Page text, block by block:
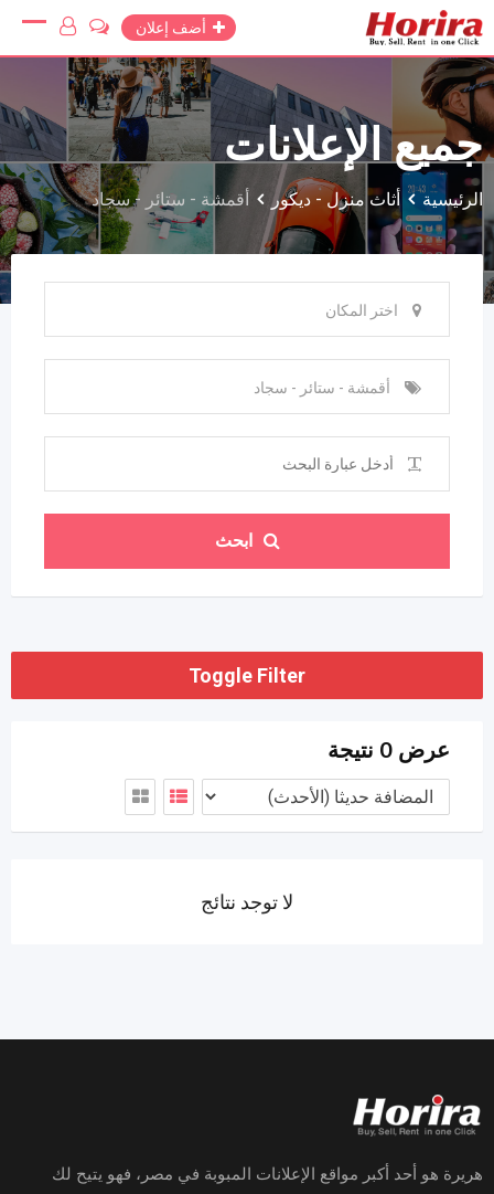
Skip
content
أضف إعلان
جميع الإعلانات
الرئيسية أثاث منزل - ديكور أقمشة - ستائر - سجاد
اختر المكان
أقمشة - ستائر - سجاد
ابحث
Toggle Filter
عرض 0 نتيجة
لا توجد نتائج
هريرة هو أحد أكبر مواقع الإعلانات المبوبة في مصر، فهو يتيح لك